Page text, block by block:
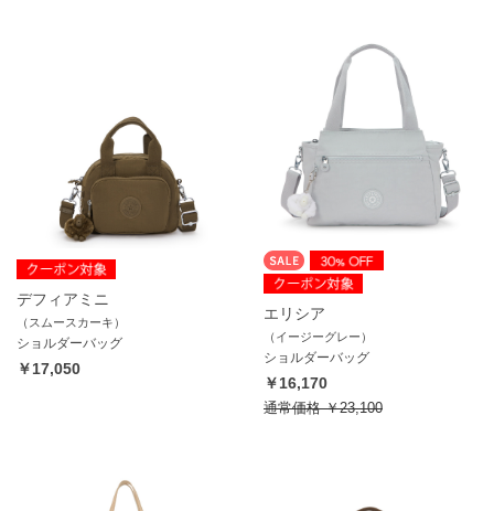
デフィアミニ
（スムースカーキ）
ショルダーバッグ
￥17,050
エリシア
（イージーグレー）
ショルダーバッグ
￥16,170
通常価格￥23,100